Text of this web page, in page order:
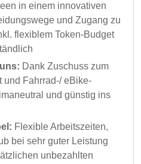
in einem innovativen
und Zugang zu
flexiblem Token-Budget
Dank Zuschuss zum
und Fahrrad-/ eBike-
und günstig ins
Flexible Arbeitszeiten,
bei sehr guter Leistung
unbezahlten